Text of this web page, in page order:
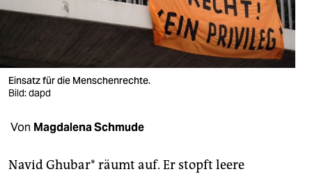
wahrheit
verlag
shop
fragen & hilfe
Einsatz für die Menschenrechte.
Bild: dapd
Von Magdalena Schmude
Navid Ghubar* räumt auf. Er stopft leere